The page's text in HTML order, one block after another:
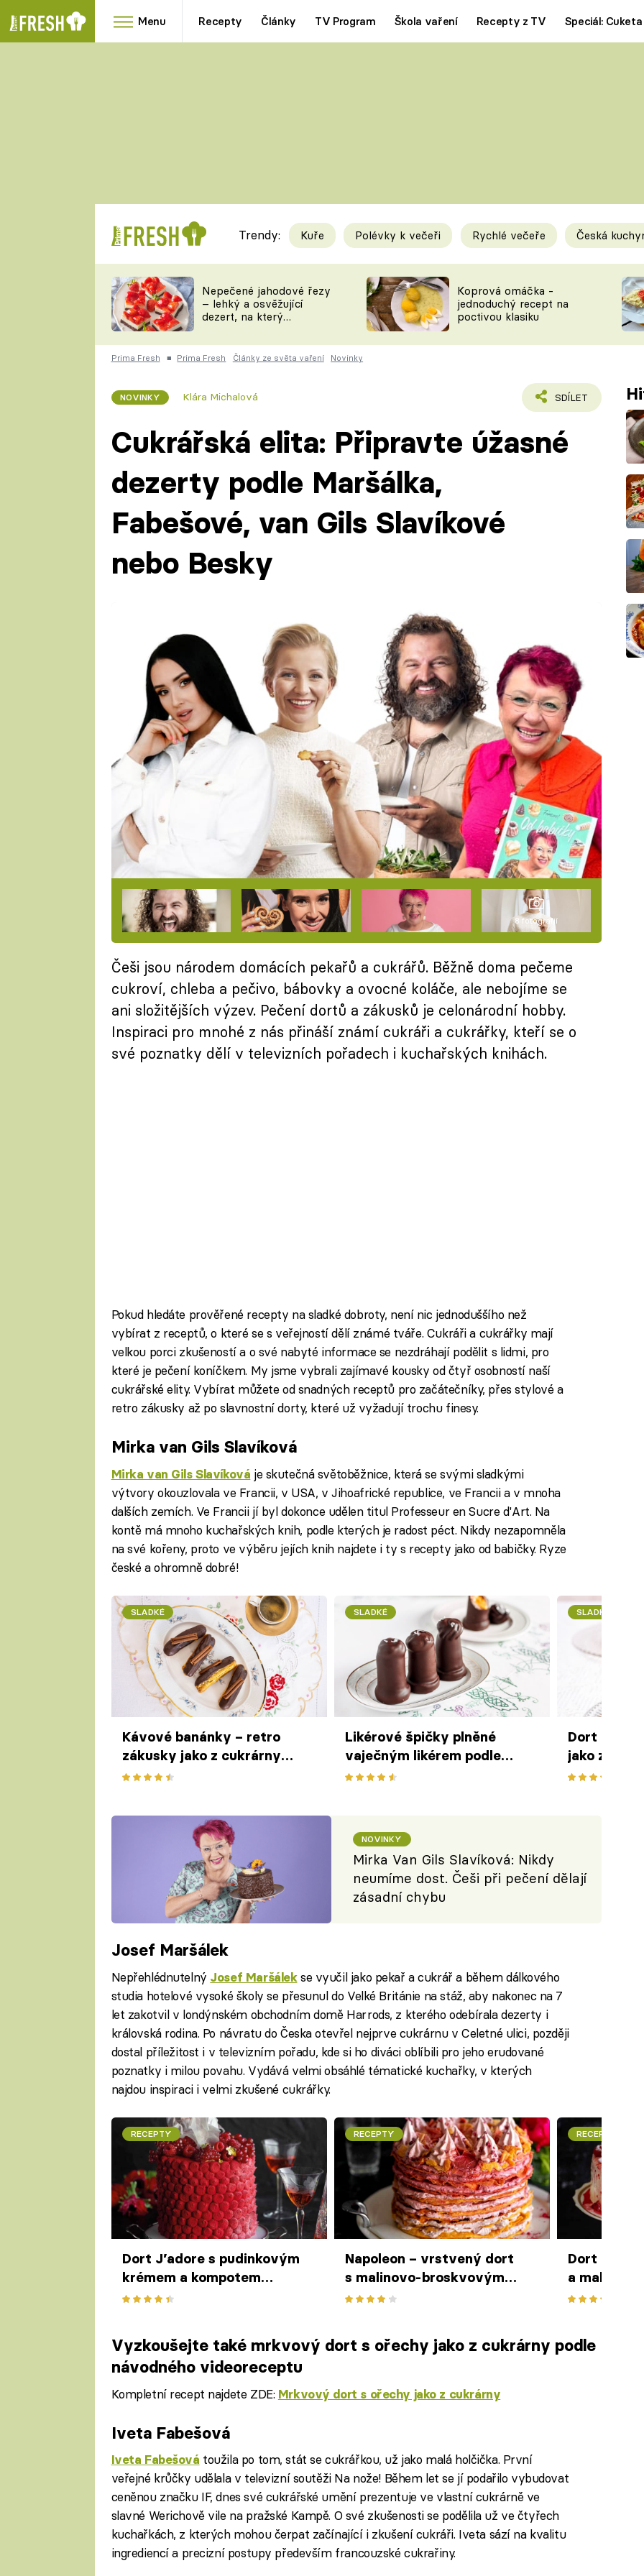
Menu Recepty Články TV Program Škola vaření Recepty z TV Speciál: Cuketa
RYCHLOVKY
Videorecepty
TEĎ VAŘÍ ŠÉF!
ČESKO NA TALÍŘI
KUCHAŘKA
Tipy a triky
KAM ZA JÍDLEM
VYCHYTÁVKY
ČASOPIS
Trendy: Kuře Polévky k večeři Rychlé večeře Česká
Nepečené jahodové řezy
– lehký a osvěžující
dezert, na který
Koprová omáčka -
jednoduchý recept na
poctivou klasiku
Prima Fresh ■ Prima Fresh Články ze světa vaření Novinky
NOVINKY Klára Michalová SDÍLET
Cukrářská elita: Připravte úžasné
dezerty podle Maršálka,
Fabešové, van Gils Slavíkové
nebo Besky
8 fotografií
Češi jsou národem domácích pekařů a cukrářů. Běžně doma pečeme
cukroví, chleba a pečivo, bábovky a ovocné koláče, ale nebojíme se
ani složitějších výzev. Pečení dortů a zákusků je celonárodní hobby.
Inspiraci pro mnohé z nás přináší známí cukráři a cukrářky, kteří se o
své poznatky dělí v televizních pořadech i kuchařských knihách.
Pokud hledáte prověřené recepty na sladké dobroty, není nic jednoduššího než
vybírat z receptů, o které se s veřejností dělí známé tváře. Cukráři a cukrářky mají
velkou porci zkušeností a o své nabyté informace se nezdráhají podělit s lidmi, pro
které je pečení koníčkem. My jsme vybrali zajímavé kousky od čtyř osobností naší
cukrářské elity. Vybírat můžete od snadných receptů pro začátečníky, přes stylové a
retro zákusky až po slavnostní dorty, které už vyžadují trochu finesy.
Mirka van Gils Slavíková
Mirka van Gils Slavíková je skutečná světoběžnice, která se svými sladkými
výtvory okouzlovala ve Francii, v USA, v Jihoafrické republice, ve Francii a v mnoha
dalších zemích. Ve Francii jí byl dokonce udělen titul Professeur en Sucre d'Art. Na
kontě má mnoho kuchařských knih, podle kterých je radost péct. Nikdy nezapomněla
na své kořeny, proto ve výběru jejích knih najdete i ty s recepty jako od babičky. Ryze
české a ohromně dobré!
SLADKÉ
Kávové banánky – retro
zákusky jako z cukrárny
podle Mirky van Gils
SLADKÉ
Likérové špičky plněné
vaječným likérem podle
Mirky van Gils Slavíkové
SLADKÉ
Dort
jako z
van Gils
NOVINKY
Mirka Van Gils Slavíková: Nikdy
neumíme dost. Češi při pečení dělají
zásadní chybu
Josef Maršálek
Nepřehlédnutelný Josef Maršálekse vyučil jako pekař a cukrář a během dálkového
studia hotelové vysoké školy se přesunul do Velké Británie na stáž, aby nakonec na 7
let zakotvil v londýnském obchodním domě Harrods, z kterého odebírala dezerty i
královská rodina. Po návratu do Česka otevřel nejprve cukrárnu v Celetné ulici, později
dostal příležitost i v televizním pořadu, kde si ho diváci oblíbili pro jeho erudované
poznatky i milou povahu. Vydává velmi obsáhlé tématické kuchařky, v kterých
najdou inspiraci i velmi zkušené cukrářky.
RECEPTY
Dort J’adore s pudinkovým
krémem a kompotem
z lesního ovoce podle Josefa
RECEPTY
Napoleon – vrstvený dort
s malinovo-broskvovým
krémem podle Josefa
RECEPTY
Dort Ange
a
Josefa
Vyzkoušejte také mrkvový dort s ořechy jako z cukrárny podle
návodného videoreceptu
Kompletní recept najdete ZDE: Mrkvový dort s ořechy jako z cukrárny
Iveta Fabešová
Iveta Fabešová toužila po tom, stát se cukrářkou, už jako malá holčička. První
veřejné krůčky udělala v televizní soutěži Na nože! Během let se jí podařilo vybudovat
ceněnou značku IF, dnes své cukrářské umění prezentuje ve vlastní cukrárně ve
slavné Werichově vile na pražské Kampě. O své zkušenosti se podělila už ve čtyřech
kuchařkách, z kterých mohou čerpat začínající i zkušení cukráři. Iveta sází na kvalitu
ingrediencí a precizní postupy především francouzské cukrařiny.